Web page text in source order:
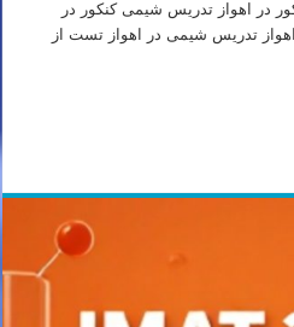
اهواز تدریس شیمی کنکور در
تدریس شیمی در اهواز تست از